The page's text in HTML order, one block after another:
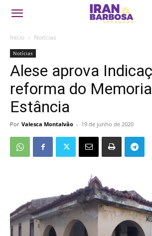
Início Notícias
Notícias
Alese aprova
reforma do
Estância
Por Valesca Montalvão - 19 de junho de 2020